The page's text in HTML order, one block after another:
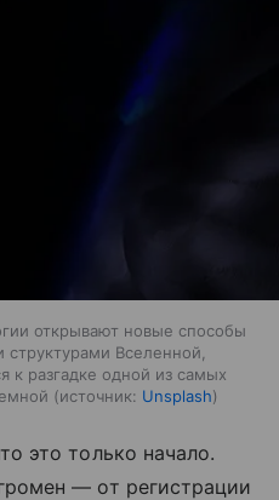
открывают новые способы
Вселенной,
к разгадке одной из самых
источник: Unsplash
это только начало.
— от регистрации